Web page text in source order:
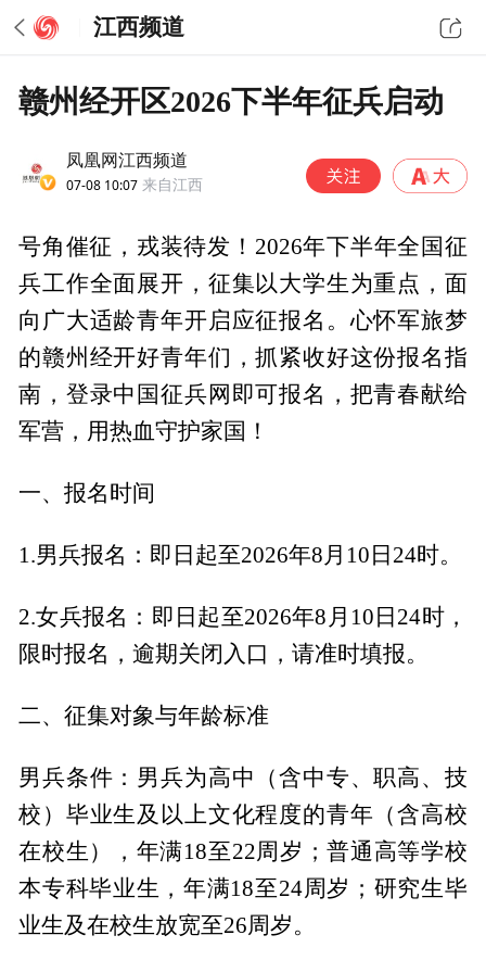
江西频道
赣州经开区2026下半年征兵启动
凤凰网江西频道
07-08 10:07 来自江西
号角催征，戎装待发！2026年下半年全国征
兵工作全面展开，征集以大学生为重点，面
向广大适龄青年开启应征报名。心怀军旅梦
的赣州经开好青年们，抓紧收好这份报名指
南，登录中国征兵网即可报名，把青春献给
军营，用热血守护家国！
一、报名时间
1.男兵报名：即日起至2026年8月10日24时。
2.女兵报名：即日起至2026年8月10日24时，
限时报名，逾期关闭入口，请准时填报。
二、征集对象与年龄标准
男兵条件：男兵为高中（含中专、职高、技
校）毕业生及以上文化程度的青年（含高校
在校生），年满18至22周岁；普通高等学校
本专科毕业生，年满18至24周岁；研究生毕
业生及在校生放宽至26周岁。